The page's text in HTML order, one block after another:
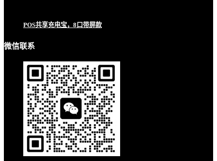
POS共享充电宝，8口带屏款
微信联系